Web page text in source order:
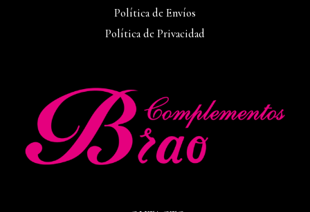
Política de Envíos
Política de Privacidad